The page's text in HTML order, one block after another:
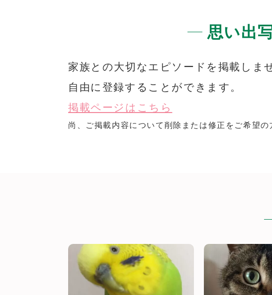
思い出
家族との大切なエピソードを掲載しま
自由に登録することができます。
掲載ページはこちら
尚、ご掲載内容について削除または修正をご希望の